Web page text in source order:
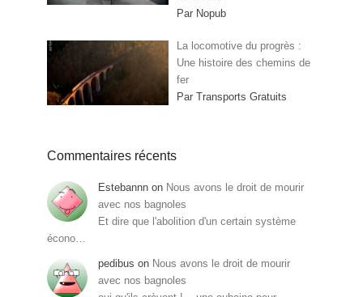
Par Nopub
La locomotive du progrès :
Une histoire des chemins de
fer
Par Transports Gratuits
Commentaires récents
Estebannn on Nous avons le droit de mourir
avec nos bagnoles
Et dire que l'abolition d'un certain système
écono…
pedibus on Nous avons le droit de mourir
avec nos bagnoles